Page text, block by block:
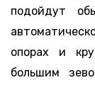
подойдут
опорах и
большим